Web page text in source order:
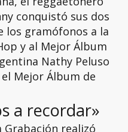
conquistó sus dos
los gramófonos a la
y al Mejor Álbum
Nathy Peluso
Mejor Álbum de
a recordar»
Grabación realizó